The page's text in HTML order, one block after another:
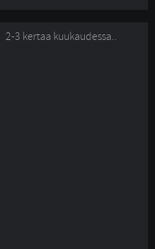
2-3 kertaa kuukaudessa..